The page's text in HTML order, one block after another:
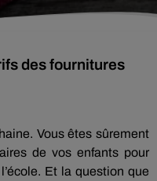
des fournitures
Vous êtes sûrement
de vos enfants pour
Et la question que